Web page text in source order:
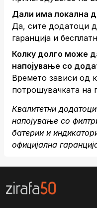
Дали има локална
Да, сите додатоци
гаранција и
Колку долго може
напојување со
Времето зависи од
потрошувачката на
Квалитетни
напојување со
батерии и
официјална